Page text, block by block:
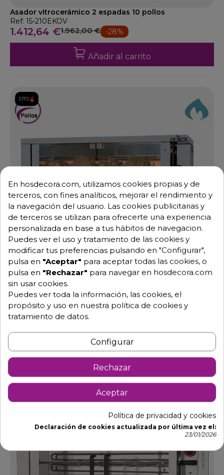
Asador vitrocerámico 2 espadas 10 pollos
Ref: 15-210EKOV
1.412,64 €1.962,00 € -28%
Añadir al carrito
DTO.
Asador de pollos a gas 3 espadas 16 Pollos
Ref: 11-3ASG
Añadir al carrito
En hosdecora.com, utilizamos cookies propias y de
terceros, con fines analíticos, mejorar el rendimiento y
la navegación del usuario. Las cookies publicitarias y
de terceros se utilizan para ofrecerte una experiencia
personalizada en base a tus hábitos de navegacion.
Puedes ver el uso y tratamiento de las cookies y
modificar tus preferencias pulsando en "Configurar",
pulsa en "Aceptar" para aceptar todas las cookies, o
pulsa en "Rechazar" para navegar en hosdecora.com
sin usar cookies.
Puedes ver toda la información, las cookies, el
propósito y uso en nuestra política de cookies y
tratamiento de datos.
Configurar
Rechazar
Aceptar
Política de privacidad y cookies
Declaración de cookies actualizada por última vez el:
23/01/2026